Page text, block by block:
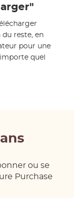
reste, en
pour une
quel
ou se
Purchase